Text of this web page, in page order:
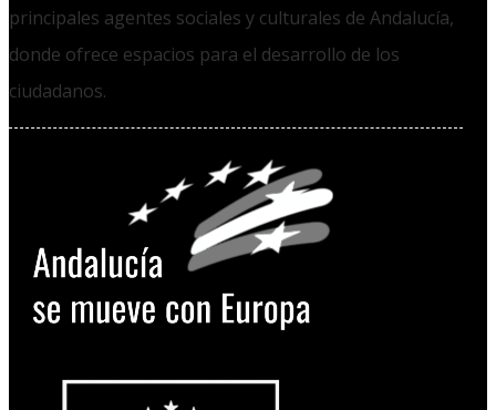
principales agentes sociales y culturales de Andalucía,
donde ofrece espacios para el desarrollo de los
ciudadanos.